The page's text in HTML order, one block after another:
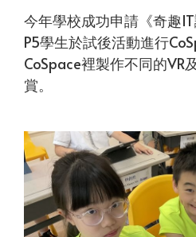
今年學校成功申請《奇趣
P5學生於試後活動進行
CoSpace裡製作不同的VR
賞。